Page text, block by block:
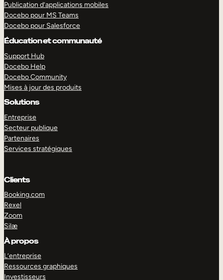
Publication d’applications mobiles
Docebo pour MS Teams
Docebo pour Salesforce
Éducation et communauté
Support Hub
Docebo Help
Docebo Community
Mises à jour des produits
Solutions
Entreprise
Secteur publique
Partenaires
Services stratégiques
Clients
Booking.com
Rexel
Zoom
Silæ
À propos
L’entreprise
Ressources graphiques
Investisseurs